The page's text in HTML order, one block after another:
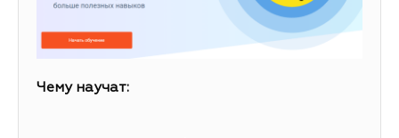
Чему научат: